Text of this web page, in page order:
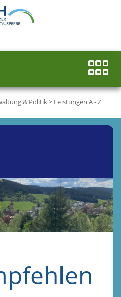
& Politik> Leistungen A - Z